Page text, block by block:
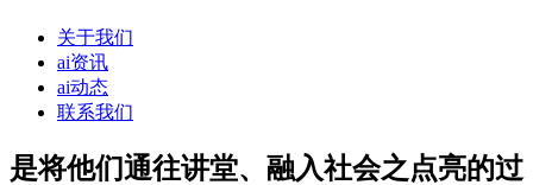
关于我们
ai资讯
ai动态
联系我们
是将他们通往讲堂、融入社会之点亮的过